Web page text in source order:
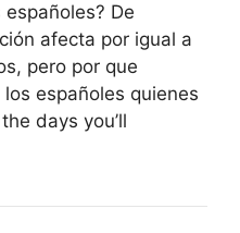
De
afecta por igual a
pero por que
españoles quienes
days you’ll